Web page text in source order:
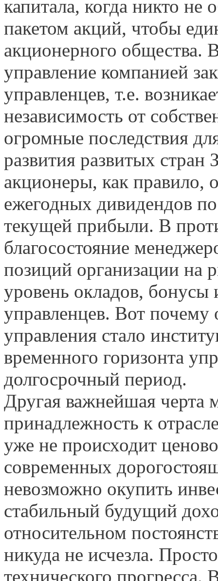
капитала, когда никто не
пакетом акций, чтобы
акционерного общества.
управление компанией
управленцев, т.е.
независимость от
огромные последствия
развития развитых стран
акционеры, как правило,
ежегодных дивидендов
текущей прибыли. В
благосостояние
позиций организации на
уровень окладов,
управленцев. Вот почему
управления стало
временного горизонта
долгосрочный период.
Другая важнейшая черта
принадлежность к
уже не происходит
современных
невозможно окупить
стабильный будущий
относительном
никуда не исчезла.
технического прогресса.